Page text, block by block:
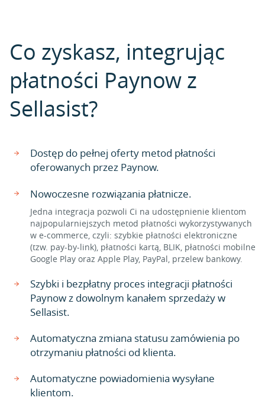
Co zyskasz, integrując
płatności Paynow z
Sellasist?
Dostęp do pełnej oferty metod płatności
oferowanych przez Paynow.
Nowoczesne rozwiązania płatnicze.
Jedna integracja pozwoli Ci na udostępnienie klientom
najpopularniejszych metod płatności wykorzystywanych
w e-commerce, czyli: szybkie płatności elektroniczne
(tzw. pay-by-link), płatności kartą, BLIK, płatności mobilne
Google Play oraz Apple Play, PayPal, przelew bankowy.
Szybki i bezpłatny proces integracji płatności
Paynow z dowolnym kanałem sprzedaży w
Sellasist.
Automatyczna zmiana statusu zamówienia po
otrzymaniu płatności od klienta.
Automatyczne powiadomienia wysyłane
klientom.